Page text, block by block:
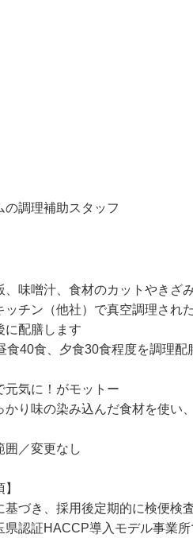
飯、味噌汁、食材のカットや
ッチン（他社）で真空調理さ
に配膳します
元気に！がモットー
】
基づき、採用後定期的に検便